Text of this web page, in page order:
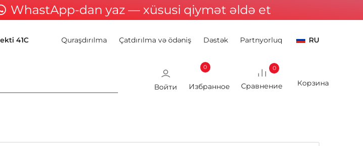
WhastApp-dan yaz — xüsusi qiymət əldə et
41C Quraşdırılma Çatdırılma və ödəniş Dəstək Partnyorluq RU
Войти
0 0